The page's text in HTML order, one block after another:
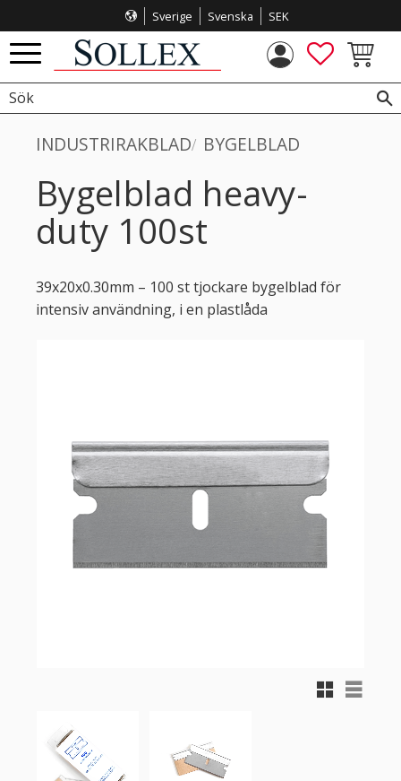
Meny
Sverige Svenska SEK
FAVORITER
INDUSTRIRAKBLAD BYGELBLAD
Bygelblad heavy-
duty 100st
39x20x0.30mm – 100 st tjockare bygelblad för
intensiv användning, i en plastlåda
Rutnätsvy
Listvy